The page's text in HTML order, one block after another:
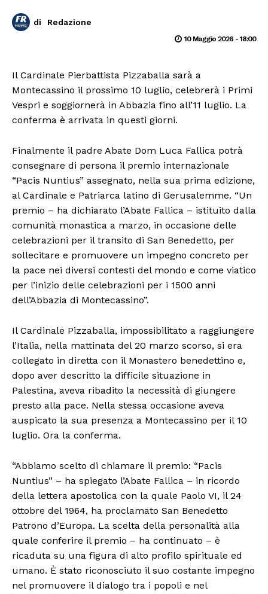
di Redazione
10 Maggio 2026 - 18:00
Il Cardinale Pierbattista Pizzaballa sarà a
Montecassino il prossimo 10 luglio, celebrerà i Primi
Vespri e soggiornerà in Abbazia fino all’11 luglio. La
conferma è arrivata in questi giorni.
Finalmente il padre Abate Dom Luca Fallica potrà
consegnare di persona il premio internazionale
“Pacis Nuntius” assegnato, nella sua prima edizione,
al Cardinale e Patriarca latino di Gerusalemme. “Un
premio – ha dichiarato l’Abate Fallica – istituito dalla
comunità monastica a marzo, in occasione delle
celebrazioni per il transito di San Benedetto, per
sollecitare e promuovere un impegno concreto per
la pace nei diversi contesti del mondo e come viatico
per l’inizio delle celebrazioni per i 1500 anni
dell’Abbazia di Montecassino”.
Il Cardinale Pizzaballa, impossibilitato a raggiungere
l’Italia, nella mattinata del 20 marzo scorso, si era
collegato in diretta con il Monastero benedettino e,
dopo aver descritto la difficile situazione in
Palestina, aveva ribadito la necessità di giungere
presto alla pace. Nella stessa occasione aveva
auspicato la sua presenza a Montecassino per il 10
luglio. Ora la conferma.
“Abbiamo scelto di chiamare il premio: “Pacis
Nuntius” – ha spiegato l’Abate Fallica – in ricordo
della lettera apostolica con la quale Paolo VI, il 24
ottobre del 1964, ha proclamato San Benedetto
Patrono d’Europa. La scelta della personalità alla
quale conferire il premio – ha continuato – è
ricaduta su una figura di alto profilo spirituale ed
umano. È stato riconosciuto il suo costante impegno
nel promuovere il dialogo tra i popoli e nel